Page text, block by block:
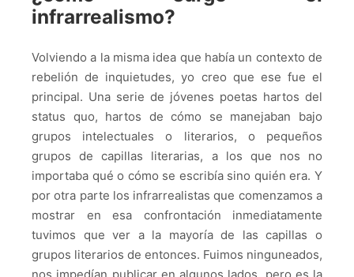
infrarrealismo?
Volviendo a la misma idea que había un contexto de
rebelión de inquietudes, yo creo que ese fue el
principal. Una serie de jóvenes poetas hartos del
status quo, hartos de cómo se manejaban bajo
grupos intelectuales o literarios, o pequeños
grupos de capillas literarias, a los que nos no
importaba qué o cómo se escribía sino quién era. Y
por otra parte los infrarrealistas que comenzamos a
mostrar en esa confrontación inmediatamente
tuvimos que ver a la mayoría de las capillas o
grupos literarios de entonces. Fuimos ninguneados,
nos impedían publicar en algunos lados, pero es la